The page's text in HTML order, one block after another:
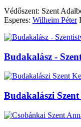
Védőszent: Szent
Esperes: Wilheim Péter
Budakalász -
Budakalászi